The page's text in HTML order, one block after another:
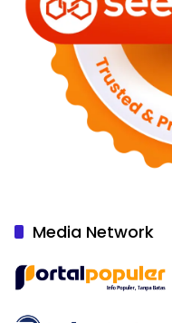
Media Network